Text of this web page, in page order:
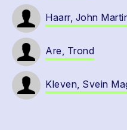
Haarr, John
Are, Trond
Kleven, Svein